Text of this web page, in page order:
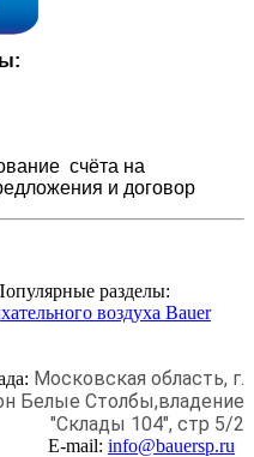
счёта на
и договор
разделы:
воздуха Bauer
Московская область, г.
Белые Столбы,владение
"Склады 104", стр 5/2
E-mail: info@bauersp.ru